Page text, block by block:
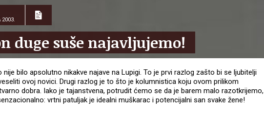
2003.
duge suše najavljujemo!
nije bilo apsolutno nikakve najave na Lupigi. To je prvi razlog zašto bi se ljubitelji
ovoj novici. Drugi razlog je to što je kolumnistica koju ovom prilikom
dobra. Iako je tajanstvena, potrudit ćemo se da je barem malo razotkrijemo,
vrtni patuljak je idealni muškarac i potencijalni san svake žene!